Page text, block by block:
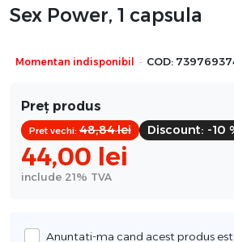
Sex Power, 1 capsula
Momentan indisponibil · COD:
Preț produs
44,00 lei
Pret vechi: 48,84lei Discount: -10
include 21% TVA
Anuntati-ma cand acest produs